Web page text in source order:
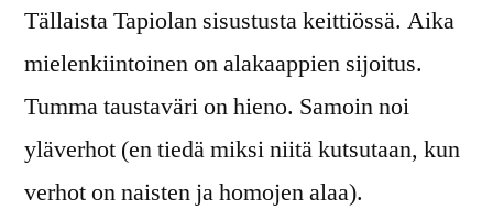
Tällaista Tapiolan sisustusta keittiössä. Aika
mielenkiintoinen on alakaappien sijoitus.
Tumma taustaväri on hieno. Samoin noi
yläverhot (en tiedä miksi niitä kutsutaan, kun
verhot on naisten ja homojen alaa).